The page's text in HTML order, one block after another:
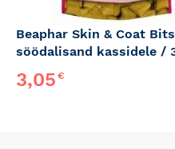
Beaphar Skin & Coat Bits
söödalisand kassidele /
3,05€